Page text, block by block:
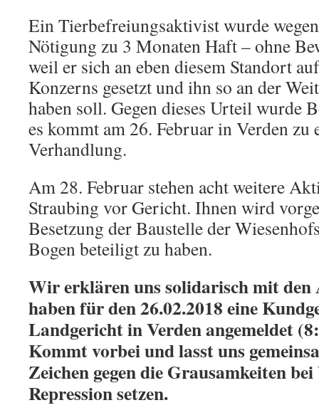
Ein Tierbefreiungsaktivist wurde
Nötigung zu 3 Monaten Haft – ohne
weil er sich an eben diesem Standort
Konzerns gesetzt und ihn so an der
haben soll. Gegen dieses Urteil wurde
es kommt am 26. Februar in Verden zu
Verhandlung.
Am 28. Februar stehen acht weitere
Straubing vor Gericht. Ihnen wird
Besetzung der Baustelle der
Bogen beteiligt zu haben.
Wir erklären uns solidarisch mit
haben für den 26.02.2018 eine
Landgericht in Verden angemeldet
Kommt vorbei und lasst uns
Zeichen gegen die Grausamkeiten
Repression setzen.